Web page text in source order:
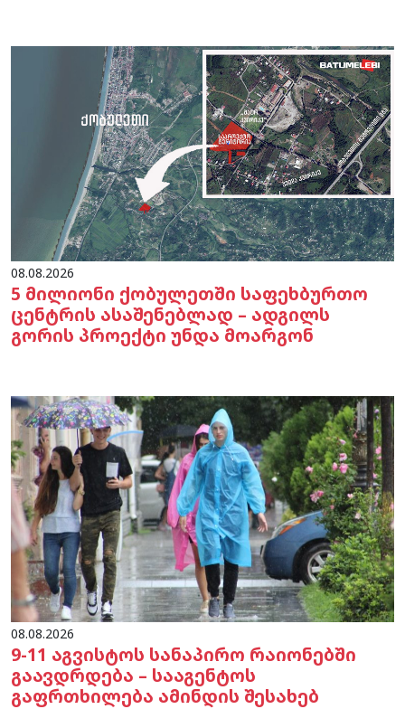
08.08.2026
5 მილიონი ქობულეთში საფეხბურთო
ცენტრის ასაშენებლად – ადგილს
გორის პროექტი უნდა მოარგონ
08.08.2026
9-11 აგვისტოს სანაპირო რაიონებში
გაავდრდება – სააგენტოს
გაფრთხილება ამინდის შესახებ